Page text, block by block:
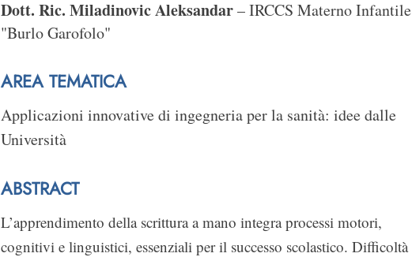
Dott. Ric. Miladinovic Aleksandar– IRCCS Materno Infantile
"Burlo Garofolo"
AREA TEMATICA
Applicazioni innovative di ingegneria per la sanità: idee dalle
Università
ABSTRACT
L’apprendimento della scrittura a mano integra processi motori,
cognitivi e linguistici, essenziali per il successo scolastico. Difficoltà